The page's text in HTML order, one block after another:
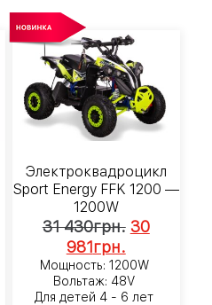
Электроквадроцикл
Sport Energy FFK 1200 —
1200W
31 430грн. 30
981грн.
Мощность: 1200W
Вольтаж: 48V
Для детей 4 - 6 лет